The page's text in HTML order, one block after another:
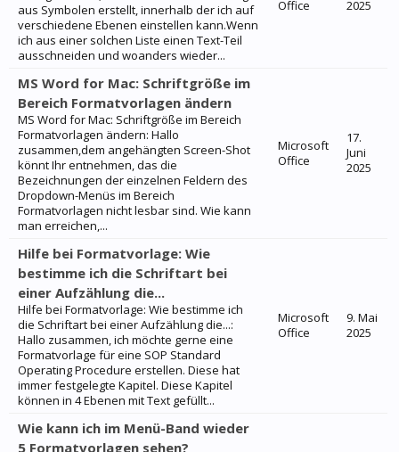
aus Symbolen erstellt, innerhalb der ich auf
verschiedene Ebenen einstellen kann.Wenn
ich aus einer solchen Liste einen Text-Teil
ausschneiden und woanders wieder...
Office
2025
MS Word for Mac: Schriftgröße im
Bereich Formatvorlagen ändern
MS Word for Mac: Schriftgröße im Bereich
Formatvorlagen ändern: Hallo
zusammen,dem angehängten Screen-Shot
könnt Ihr entnehmen, das die
Bezeichnungen der einzelnen Feldern des
Dropdown-Menüs im Bereich
Formatvorlagen nicht lesbar sind. Wie kann
man erreichen,...
Microsoft
Office
17.
Juni
2025
Hilfe bei Formatvorlage: Wie
bestimme ich die Schriftart bei
einer Aufzählung die...
Hilfe bei Formatvorlage: Wie bestimme ich
die Schriftart bei einer Aufzählung die...:
Hallo zusammen, ich möchte gerne eine
Formatvorlage für eine SOP Standard
Operating Procedure erstellen. Diese hat
immer festgelegte Kapitel. Diese Kapitel
können in 4 Ebenen mit Text gefüllt...
Microsoft
Office
9. Mai
2025
Wie kann ich im Menü-Band wieder
5 Formatvorlagen sehen?